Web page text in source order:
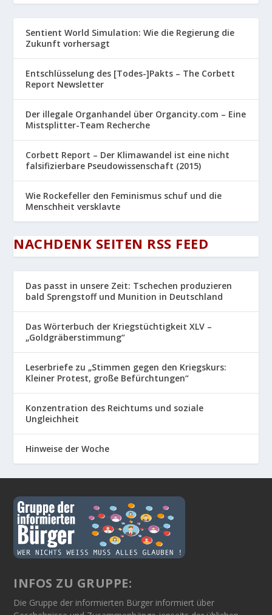
Sentient World Simulation: Wie die Regierung die
Zukunft vorhersagt
Entschlüsselung des [Todes-]Pakts – The Corbett
Report Newsletter
Der illegale Organhandel über Organcity.com – Eine
Mistsplitter-Team Recherche
Corbett Report – Der Klimawandel ist eine nicht
falsifizierbare Pseudowissenschaft (2015)
Wie Rockefeller den Feminismus schuf und die
Menschheit versklavte
NACHDENK SEITEN RSS FEED
Das passt in unsere Zeit: Tschechen produzieren
bald Sprengstoff und Munition in Deutschland
Das Wörterbuch der Kriegstüchtigkeit XLV –
„Goldgräberstimmung“
Leserbriefe zu „Stimmen gegen den Kriegskurs:
Kleiner Protest, große Befürchtungen“
Konzentration des Reichtums und soziale
Ungleichheit
Hinweise der Woche
INFOS ZU GRUPPE:
Die Gruppe der informierten Bürger informiert über